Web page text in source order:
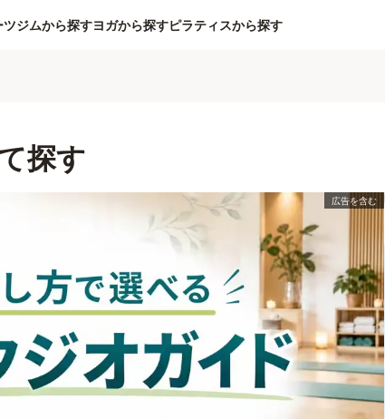
ツジムから探すヨガから探すピラティスから探す
探す